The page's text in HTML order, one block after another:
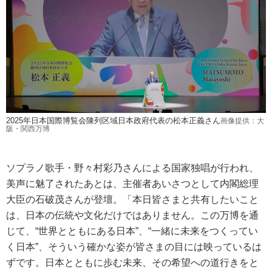
2025年日本国際博覧会陳列区域日本政府代表の松本正義さん画像提供：大
阪・関西万博
ソプラノ歌手・野々村彩乃さんによる国家独唱が行われ、
美声に魅了されたあとは、主催者あいさつとして内閣総理
大臣の石破茂さんが登壇。「本日皆さまと共有したいこと
は、日本の伝統や文化だけではありません。この万博を通
じて、“世界とともにある日本”、“一緒に未来をつくってい
く日本”、そういう確かな姿が皆さまの目には映っているは
ずです。日本とともに歩む未来、その希望への道行きをと